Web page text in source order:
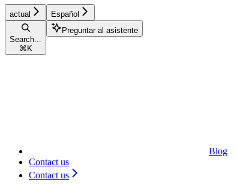
actual Español
Search...
⌘ K
Preguntar al asistente
Blog
Contact us
Contact us